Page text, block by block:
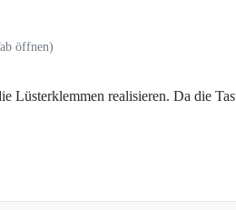
öffnen)
Lüsterklemmen realisieren. Da die